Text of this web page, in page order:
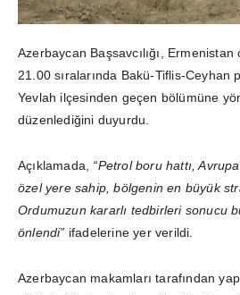
Azerbaycan Başsavcılığı,
21.00 sıralarında Bakü-Tiflis-Ceyhan
Yevlah ilçesinden geçen bölümüne
düzenlediğini duyurdu.
Açıklamada, “Petrol boru hattı,
özel yere sahip, bölgenin en büyük
Ordumuzun kararlı tedbirleri sonucu
önlendi” ifadelerine yer verildi.
Azerbaycan makamları tarafından